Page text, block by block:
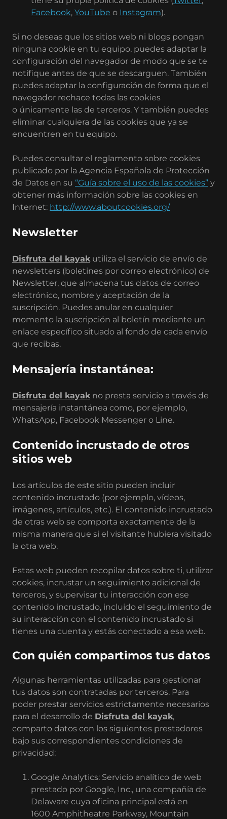
Facebook, YouTube o Instagram).
Si no deseas que los sitios web ni blogs pongan
ninguna cookie en tu equipo, puedes adaptar la
configuración del navegador de modo que se te
notifique antes de que se descarguen. También
puedes adaptar la configuración de forma que el
navegador rechace todas las cookies
o únicamente las de terceros. Y también puedes
eliminar cualquiera de las cookies que ya se
encuentren en tu equipo.
Puedes consultar el reglamento sobre cookies
publicado por la Agencia Española de Protección
de Datos en su “Guía sobre el uso de las cookies” y
obtener más información sobre las cookies en
Internet: http://www.aboutcookies.org/
Newsletter
Disfruta del kayakutiliza el servicio de envío de
newsletters (boletines por correo electrónico) de
Newsletter, que almacena tus datos de correo
electrónico, nombre y aceptación de la
suscripción. Puedes anular en cualquier
momento la suscripción al boletín mediante un
enlace específico situado al fondo de cada envío
que recibas.
Mensajería instantánea:
Disfruta del kayakno presta servicio a través de
mensajería instantánea como, por ejemplo,
WhatsApp, Facebook Messenger o Line.
Contenido incrustado de otros
sitios web
Los artículos de este sitio pueden incluir
contenido incrustado (por ejemplo, vídeos,
imágenes, artículos, etc.). El contenido incrustado
de otras web se comporta exactamente de la
misma manera que si el visitante hubiera visitado
la otra web.
Estas web pueden recopilar datos sobre ti, utilizar
cookies, incrustar un seguimiento adicional de
terceros, y supervisar tu interacción con ese
contenido incrustado, incluido el seguimiento de
su interacción con el contenido incrustado si
tienes una cuenta y estás conectado a esa web.
Con quién compartimos tus datos
Algunas herramientas utilizadas para gestionar
tus datos son contratadas por terceros. Para
poder prestar servicios estrictamente necesarios
para el desarrollo de Disfruta del kayak,
comparto datos con los siguientes prestadores
bajo sus correspondientes condiciones de
privacidad:
Google Analytics: Servicio analítico de web
prestado por Google, Inc., una compañía de
Delaware cuya oficina principal está en
1600 Amphitheatre Parkway, Mountain